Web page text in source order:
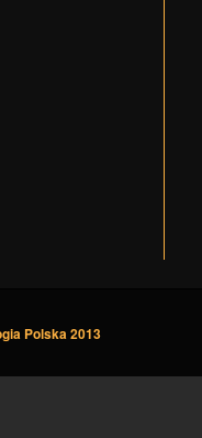
Polska 2013